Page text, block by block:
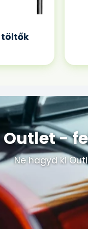
töltők
Outlet -
Ne hagyd ki